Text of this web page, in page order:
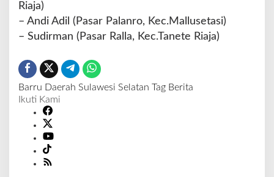
Riaja)
– Andi Adil (Pasar Palanro, Kec.Mallusetasi)
– Sudirman (Pasar Ralla, Kec.Tanete Riaja)
Barru Daerah Sulawesi Selatan Tag Berita
Ikuti Kami